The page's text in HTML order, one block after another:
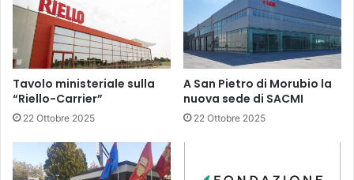
Tavolo ministeriale sulla
“Riello-Carrier”
22 Ottobre 2025
A San Pietro di Morubio la
nuova sede di SACMI
22 Ottobre 2025